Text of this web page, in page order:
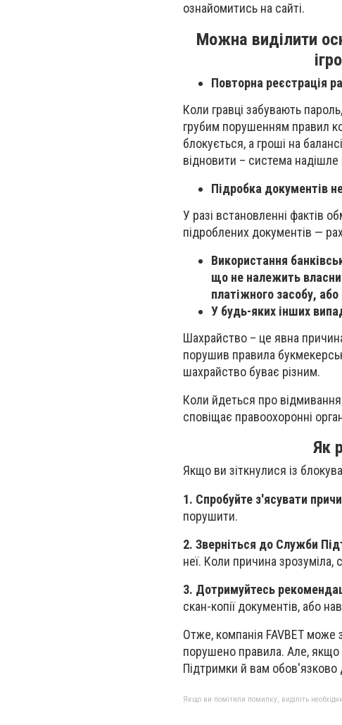
ознайомитись на сайті.
Можна виділити
Повторна реєстрація
Коли гравці забувають
грубим порушенням правил
блокується, а гроші на
відновити – система надішле
Підробка документів
У разі встановленні фактів
підроблених документів —
Використання
що не належить
платіжного засобу, або
У будь-яких інших
Шахрайство – це явна
порушив правила
шахрайство буває різним.
Коли йдеться про відмивання
сповіщає правоохоронні
Як
Якщо ви зіткнулися із
1. Спробуйте з'ясувати
порушити.
2. Зверніться до Служби
неї. Коли причина зрозуміла,
3. Дотримуйтесь
скан-копії документів, або
Отже, компанія FAVBET може
порушено правила. Але,
Підтримки й вам
Якщо ви помітили помилку, виділіть